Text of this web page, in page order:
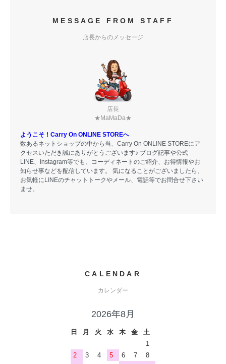
MESSAGE FROM STAFF
店長からのメッセージ
店長
★MaMaDa★
ようこそ！Carry On ONLINE STOREへ
数あるネットショップの中から当、Carry On ONLINE STOREにア
クセスいただき誠にありがとうございます♪ ブログ記事や公式
LINE、Instagram等でも、コーディネートのご紹介、お得情報やお
知らせ事などを配信しています。 気になることがございましたら、
お気軽にLINEのチャットトークやメール、電話等でお問合せ下さい
ませ。
CALENDAR
カレンダー
2026年8月
日 月 火 水 木 金
土
1
2
3 4 5 6 7
8